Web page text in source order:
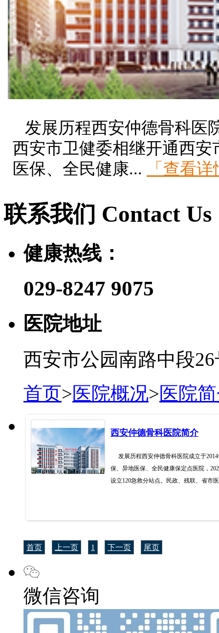
发展历程西安仲德骨科医
西安市卫健委相继开通西
医保、全民健康...
「查看
联系我们 Contact Us
健康热线：
029-8247 9075
医院地址
西安市公园南路中段26
首页>医院概况>医院
西安仲德骨科医院简介
发展历程西安仲德骨科医院成立于
保、异地医保、全民健康保定点医院，
设立120急救分站点。民政、残联、省市
首页 上一页 1 下一页 尾页
微信咨询